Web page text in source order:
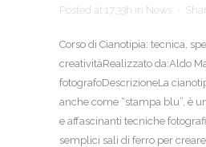
Posted at 17:33h in News
Corso di Cianotipia: tecnica,
creativitàRealizzato da:Aldo
fotografoDescrizioneLa
anche come “stampa blu”, è
e affascinanti tecniche
semplici sali di ferro per